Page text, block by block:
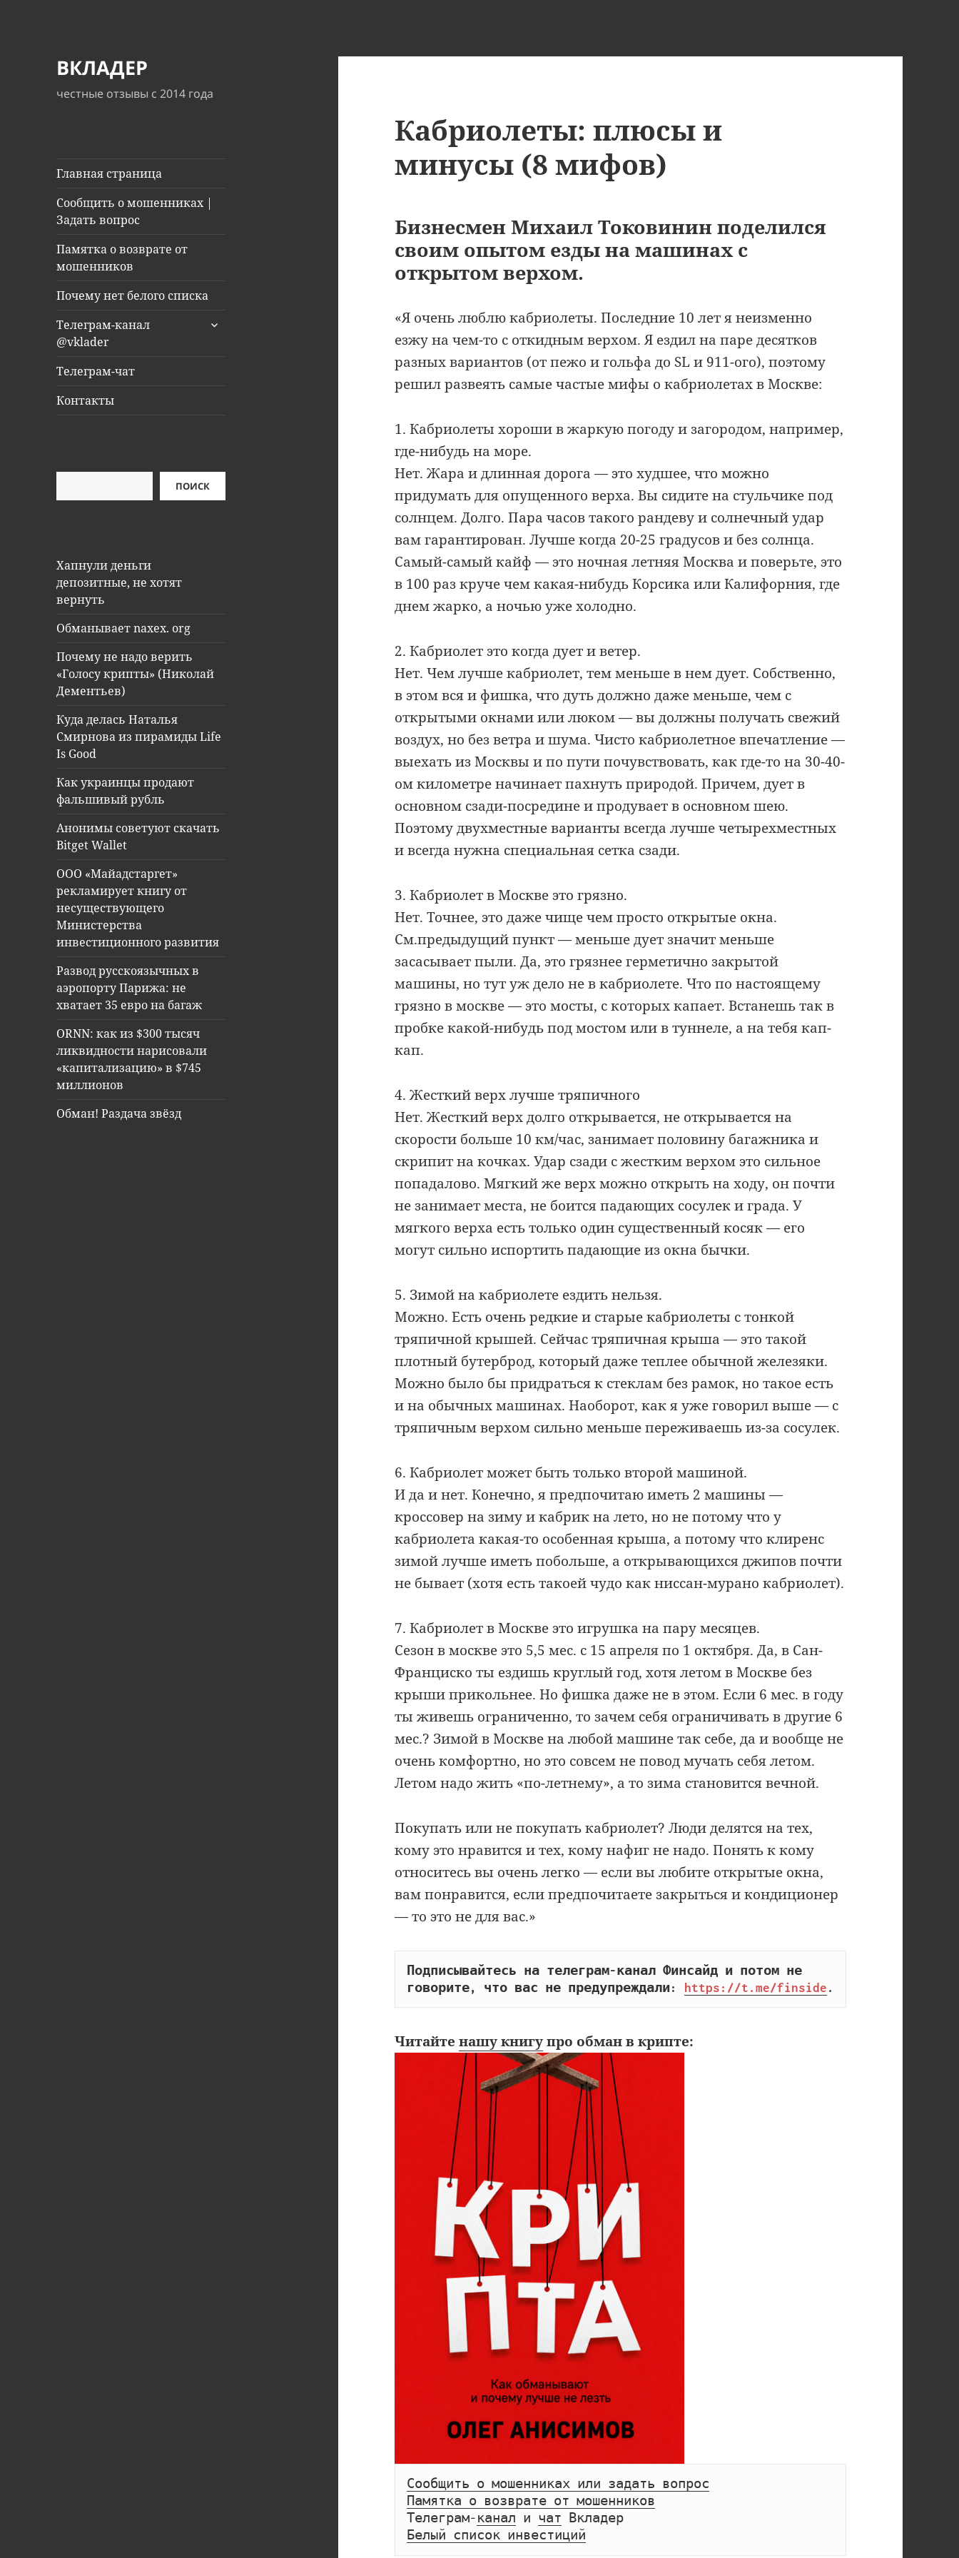
ВКЛАДЕР
честные отзывы с 2014 года
Главная страница
Сообщить о мошенниках |
Задать вопрос
Памятка о возврате от
мошенников
Почему нет белого списка
Телеграм-канал
@vklader
раскрыть
Телеграм-чат
Контакты
ПОИСК
Хапнули деньги
депозитные, не хотят
вернуть
Обманывает naxex. org
Почему не надо верить
«Голосу крипты» (Николай
Дементьев)
Куда делась Наталья
Смирнова из пирамиды Life
Is Good
Как украинцы продают
фальшивый рубль
Анонимы советуют скачать
Bitget Wallet
ООО «Майадстаргет»
рекламирует книгу от
несуществующего
Министерства
инвестиционного развития
Развод русскоязычных в
аэропорту Парижа: не
хватает 35 евро на багаж
ORNN: как из $300 тысяч
ликвидности нарисовали
«капитализацию» в $745
миллионов
Обман! Раздача звёзд
Кабриолеты: плюсы и
минусы (8 мифов)
Бизнесмен Михаил Токовинин поделился
своим опытом езды на машинах с
открытом верхом.
«Я очень люблю кабриолеты. Последние 10 лет я неизменно
езжу на чем-то с откидным верхом. Я ездил на паре десятков
разных вариантов (от пежо и гольфа до SL и 911-ого), поэтому
решил развеять самые частые мифы о кабриолетах в Москве:
1. Кабриолеты хороши в жаркую погоду и загородом, например,
где-нибудь на море.
Нет. Жара и длинная дорога — это худшее, что можно
придумать для опущенного верха. Вы сидите на стульчике под
солнцем. Долго. Пара часов такого рандеву и солнечный удар
вам гарантирован. Лучше когда 20-25 градусов и без солнца.
Самый-самый кайф — это ночная летняя Москва и поверьте, это
в 100 раз круче чем какая-нибудь Корсика или Калифорния, где
днем жарко, а ночью уже холодно.
2. Кабриолет это когда дует и ветер.
Нет. Чем лучше кабриолет, тем меньше в нем дует. Собственно,
в этом вся и фишка, что дуть должно даже меньше, чем с
открытыми окнами или люком — вы должны получать свежий
воздух, но без ветра и шума. Чисто кабриолетное впечатление —
выехать из Москвы и по пути почувствовать, как где-то на 30-40-
ом километре начинает пахнуть природой. Причем, дует в
основном сзади-посредине и продувает в основном шею.
Поэтому двухместные варианты всегда лучше четырехместных
и всегда нужна специальная сетка сзади.
3. Кабриолет в Москве это грязно.
Нет. Точнее, это даже чище чем просто открытые окна.
См.предыдущий пункт — меньше дует значит меньше
засасывает пыли. Да, это грязнее герметично закрытой
машины, но тут уж дело не в кабриолете. Что по настоящему
грязно в москве — это мосты, с которых капает. Встанешь так в
пробке какой-нибудь под мостом или в туннеле, а на тебя кап-
кап.
4. Жесткий верх лучше тряпичного
Нет. Жесткий верх долго открывается, не открывается на
скорости больше 10 км/час, занимает половину багажника и
скрипит на кочках. Удар сзади с жестким верхом это сильное
попадалово. Мягкий же верх можно открыть на ходу, он почти
не занимает места, не боится падающих сосулек и града. У
мягкого верха есть только один существенный косяк — его
могут сильно испортить падающие из окна бычки.
5. Зимой на кабриолете ездить нельзя.
Можно. Есть очень редкие и старые кабриолеты с тонкой
тряпичной крышей. Сейчас тряпичная крыша — это такой
плотный бутерброд, который даже теплее обычной железяки.
Можно было бы придраться к стеклам без рамок, но такое есть
и на обычных машинах. Наоборот, как я уже говорил выше — с
тряпичным верхом сильно меньше переживаешь из-за сосулек.
6. Кабриолет может быть только второй машиной.
И да и нет. Конечно, я предпочитаю иметь 2 машины —
кроссовер на зиму и кабрик на лето, но не потому что у
кабриолета какая-то особенная крыша, а потому что клиренс
зимой лучше иметь побольше, а открывающихся джипов почти
не бывает (хотя есть такоей чудо как ниссан-мурано кабриолет).
7. Кабриолет в Москве это игрушка на пару месяцев.
Сезон в москве это 5,5 мес. с 15 апреля по 1 октября. Да, в Сан-
Франциско ты ездишь круглый год, хотя летом в Москве без
крыши прикольнее. Но фишка даже не в этом. Если 6 мес. в году
ты живешь ограниченно, то зачем себя ограничивать в другие 6
мес.? Зимой в Москве на любой машине так себе, да и вообще не
очень комфортно, но это совсем не повод мучать себя летом.
Летом надо жить «по-летнему», а то зима становится вечной.
Покупать или не покупать кабриолет? Люди делятся на тех,
кому это нравится и тех, кому нафиг не надо. Понять к кому
относитесь вы очень легко — если вы любите открытые окна,
вам понравится, если предпочитаете закрыться и кондиционер
— то это не для вас.»
Подписывайтесь на телеграм-канал Финсайд и потом не
говорите, что вас не предупреждали:
https://t.me/finside .
Читайтенашу книгупро обман в крипте:
Сообщить о мошенниках или задать вопрос
Памятка о возврате от мошенников
Телеграм- канал и чат
Вкладер
Белый список инвестиций